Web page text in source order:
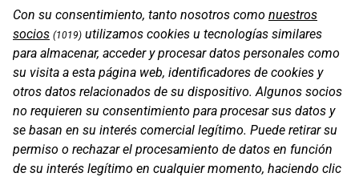
Con su consentimiento, tanto nosotros como nuestros
socios (1019) utilizamos cookies u tecnologías similares
para almacenar, acceder y procesar datos personales como
su visita a esta página web, identificadores de cookies y
otros datos relacionados de su dispositivo. Algunos socios
no requieren su consentimiento para procesar sus datos y
se basan en su interés comercial legítimo. Puede retirar su
permiso o rechazar el procesamiento de datos en función
de su interés legítimo en cualquier momento, haciendo clic